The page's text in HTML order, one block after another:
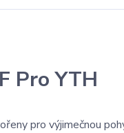
Pro YTH
pro výjimečnou